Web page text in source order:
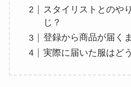
スタイリストとのや
じ？
登録から商品が届く
実際に届いた服はど